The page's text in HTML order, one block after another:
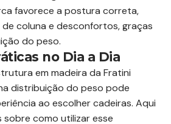
favorece a postura correta,
coluna e desconfortos, graças
do peso.
no Dia a Dia
em madeira da Fratini
distribuição do peso pode
ao escolher cadeiras. Aqui
sobre como utilizar esse